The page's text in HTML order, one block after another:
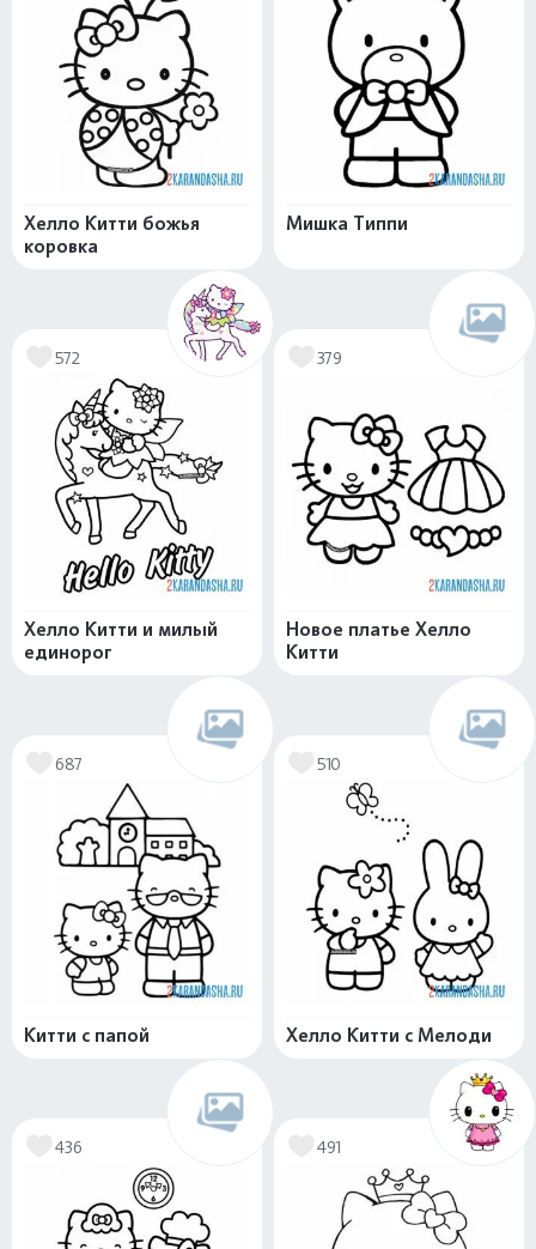
Хелло Китти божья
коровка
Мишка Типпи
572
Хелло Китти и милый
единорог
379
Новое платье Хелло
Китти
687
Китти с папой
510
Хелло Китти с Мелоди
436 491